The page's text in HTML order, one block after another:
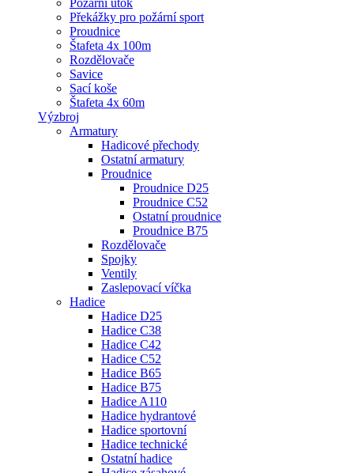
Požární útok
Překážky pro požární sport
Proudnice
Štafeta 4x 100m
Rozdělovače
Savice
Sací koše
Štafeta 4x 60m
Výzbroj
Armatury
Hadicové přechody
Ostatní armatury
Proudnice
Proudnice D25
Proudnice C52
Ostatní proudnice
Proudnice B75
Rozdělovače
Spojky
Ventily
Zaslepovací víčka
Hadice
Hadice D25
Hadice C38
Hadice C42
Hadice C52
Hadice B65
Hadice B75
Hadice A110
Hadice hydrantové
Hadice sportovní
Hadice technické
Ostatní hadice